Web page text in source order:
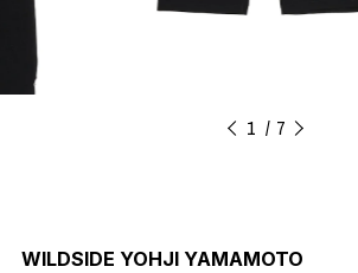
1 7
WILDSIDE YOHJI YAMAMOTO